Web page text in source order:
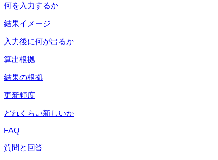
何を入力するか
結果イメージ
入力後に何が出るか
算出根拠
結果の根拠
更新頻度
どれくらい新しいか
FAQ
質問と回答